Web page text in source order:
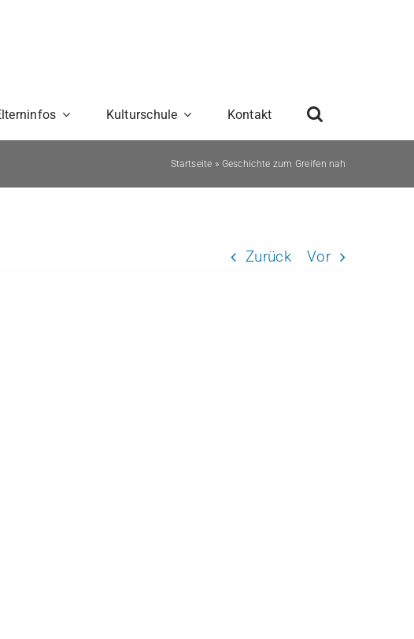
Kulturschule Kontakt
Startseite » Geschichte zum Greifen nah
Zurück Vor